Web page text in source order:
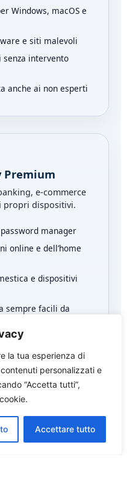
la tua esperienza di
personalizzati e
“Accetta tutti”,
Accettare tutto
Windows, macOS e
e siti malevoli
intervento
anche ai non esperti
Premium
e-commerce
propri dispositivi.
manager
online e dell’home
e dispositivi
sempre facili da
Ultimate
per famiglie e